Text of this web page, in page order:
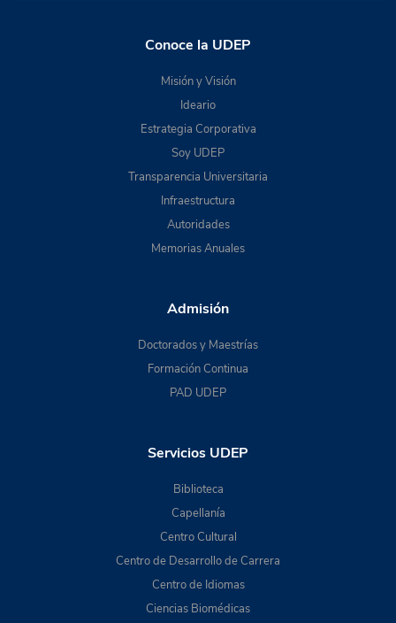
Conoce la UDEP
Misión y Visión
Ideario
Estrategia Corporativa
Soy UDEP
Transparencia Universitaria
Infraestructura
Autoridades
Memorias Anuales
Admisión
Doctorados y Maestrías
Formación Continua
PAD UDEP
Servicios UDEP
Biblioteca
Capellanía
Centro Cultural
Centro de Desarrollo de Carrera
Centro de Idiomas
Ciencias Biomédicas